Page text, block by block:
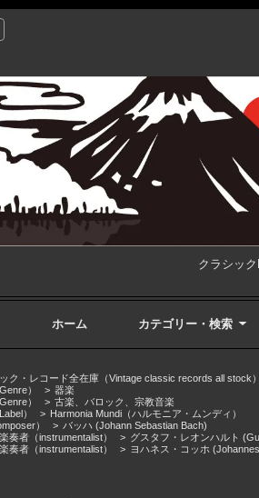
クラシッ
ホーム カテゴリー・検索
ク・レコード全在庫（Vintage classic records all stock）
） > 器楽
） > 古楽、バロック、宗教音楽
） > Harmonia Mundi（ハルモニア・ムンディ）
） > バッハ (Johann Sebastian Bach)
奏者（instrumentalist） > グスタフ・レオンハルト
奏者（instrumentalist） > ヨハネス・コッホ